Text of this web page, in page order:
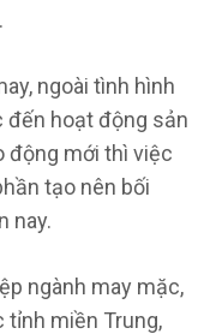
ngoài tình hình
đến hoạt động sản
động mới thì việc
tạo nên bối
nay.
ngành may mặc,
tỉnh miền Trung,